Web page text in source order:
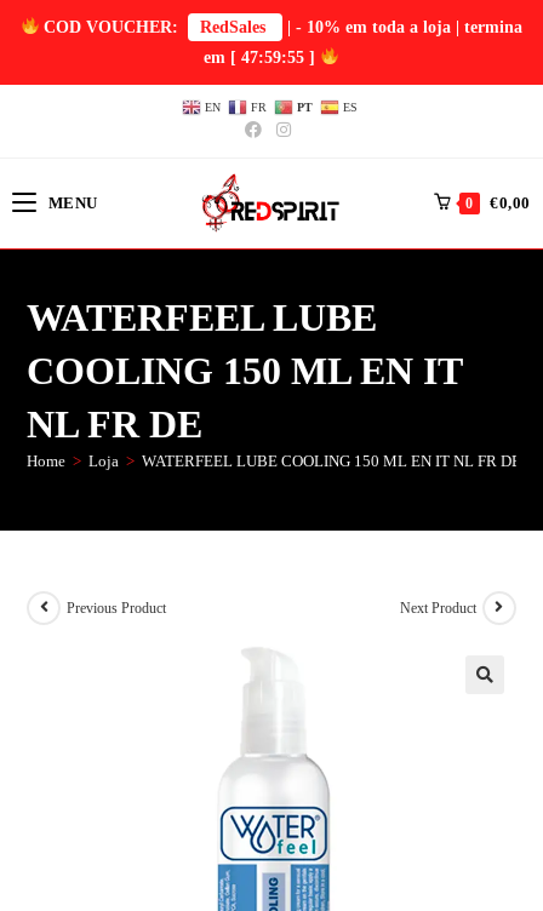
COD VOUCHER: RedSales
| - 10% em toda a loja | termina
em [ 47:59:54 ]
EN FR PT ES
MENU 0 €0,00
WATERFEEL LUBE
COOLING 150 ML EN IT
NL FR DE
Home > Loja > WATERFEEL LUBE COOLING 150 ML EN IT NL FR DE
Previous Product Next Product